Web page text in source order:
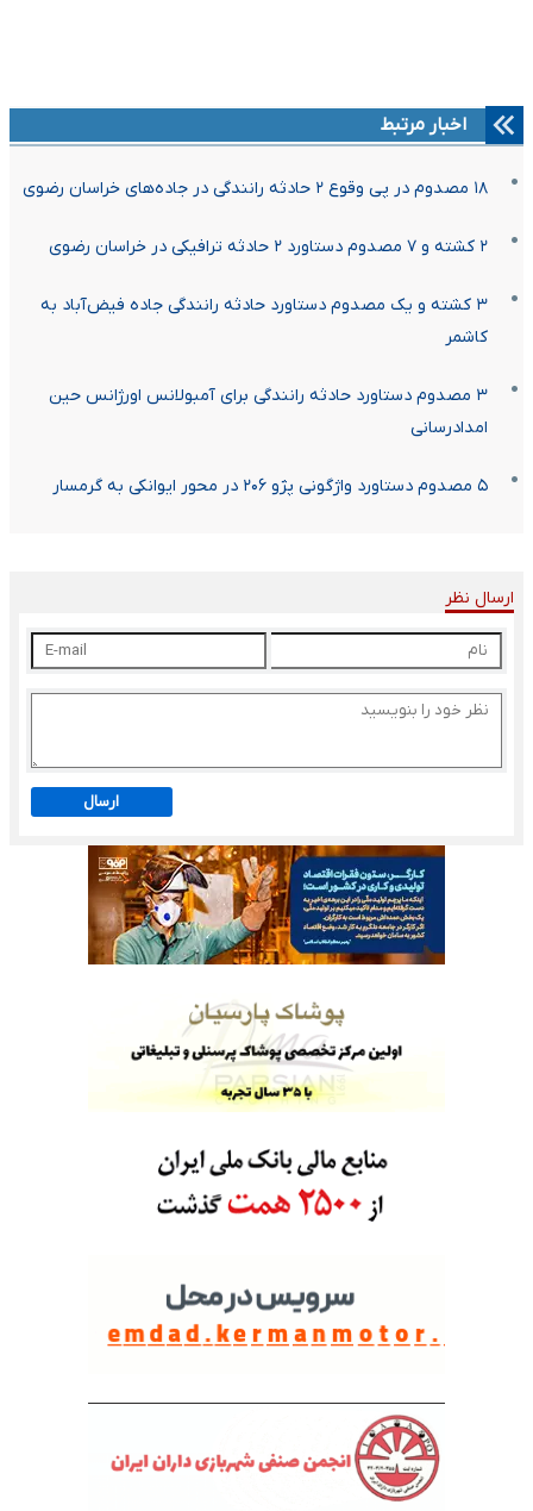
اخبار مرتبط
۱۸ مصدوم در پی وقوع ۲ حادثه رانندگی در جاده‌های خراسان رضوی
۲ کشته و ۷ مصدوم دستاورد ۲ حادثه ترافیکی در خراسان رضوی
۳ کشته و یک مصدوم دستاورد حادثه رانندگی جاده فیض‌آباد به
کاشمر
۳ مصدوم دستاورد حادثه رانندگی برای آمبولانس اورژانس حین
امدادرسانی
۵ مصدوم دستاورد واژگونی پژو ۲۰۶ در محور ایوانکی به گرمسار
ارسال نظر
ارسال